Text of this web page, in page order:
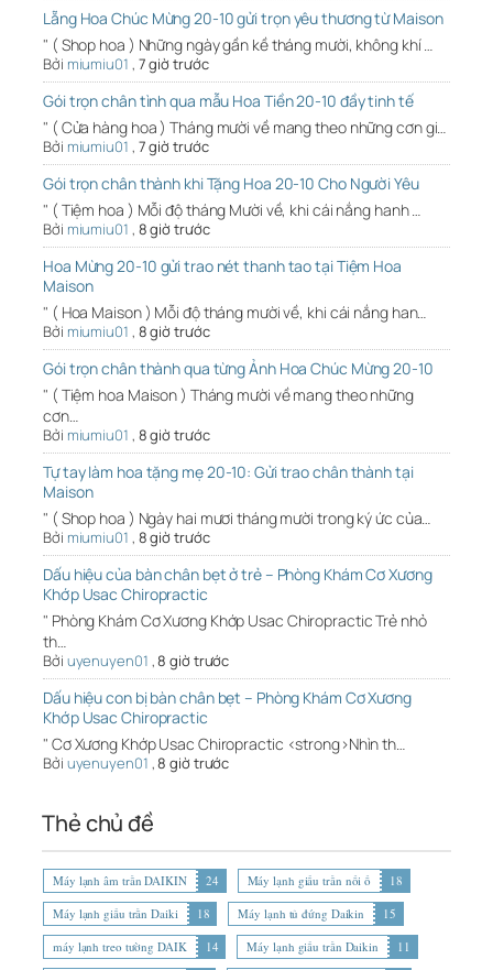
Lẵng Hoa Chúc Mừng 20-10 gửi trọn yêu thương từ Maison
" ( Shop hoa ) Những ngày gần kề tháng mười, không khí …
Bởi miumiu01 , 7 giờ trước
Gói trọn chân tình qua mẫu Hoa Tiền 20-10 đầy tinh tế
" ( Cửa hàng hoa ) Tháng mười về mang theo những cơn gi…
Bởi miumiu01 , 7 giờ trước
Gói trọn chân thành khi Tặng Hoa 20-10 Cho Người Yêu
" ( Tiệm hoa ) Mỗi độ tháng Mười về, khi cái nắng hanh …
Bởi miumiu01 , 8 giờ trước
Hoa Mừng 20-10 gửi trao nét thanh tao tại Tiệm Hoa
Maison
" ( Hoa Maison ) Mỗi độ tháng mười về, khi cái nắng han…
Bởi miumiu01 , 8 giờ trước
Gói trọn chân thành qua từng Ảnh Hoa Chúc Mừng 20-10
" ( Tiệm hoa Maison ) Tháng mười về mang theo những
cơn…
Bởi miumiu01 , 8 giờ trước
Tự tay làm hoa tặng mẹ 20-10: Gửi trao chân thành tại
Maison
" ( Shop hoa ) Ngày hai mươi tháng mười trong ký ức của…
Bởi miumiu01 , 8 giờ trước
Dấu hiệu của bàn chân bẹt ở trẻ – Phòng Khám Cơ Xương
Khớp Usac Chiropractic
" Phòng Khám Cơ Xương Khớp Usac Chiropractic Trẻ nhỏ
th…
Bởi uyenuyen01 ,8 giờ trước
Dấu hiệu con bị bàn chân bẹt – Phòng Khám Cơ Xương
Khớp Usac Chiropractic
" Cơ Xương Khớp Usac Chiropractic <strong>Nhìn th…
Bởi uyenuyen01 ,8 giờ trước
Thẻ chủ đề
Máy lạnh âm trần DAIKIN 24 Máy lạnh giấu trần nối ố
18
Máy lạnh giấu trần Daiki
18 Máy lạnh tủ đứng Daikin
15
máy lạnh treo tường DAIK
14 Máy lạnh giấu trần Daikin
11